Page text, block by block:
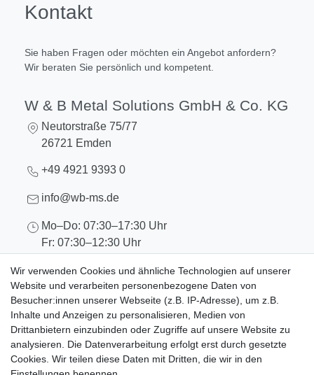
Kontakt
Sie haben Fragen oder möchten ein Angebot anfordern?
Wir beraten Sie persönlich und kompetent.
W & B Metal Solutions GmbH & Co. KG
Neutorstraße 75/77
26721 Emden
+49 4921 9393 0
info@wb-ms.de
Mo–Do: 07:30–17:30 Uhr
Fr: 07:30–12:30 Uhr
Rechtliches
Wir verwenden Cookies und ähnliche Technologien auf unserer
Website und verarbeiten personenbezogene Daten von
Besucher:innen unserer Webseite (z.B. IP-Adresse), um z.B.
Inhalte und Anzeigen zu personalisieren, Medien von
Drittanbietern einzubinden oder Zugriffe auf unsere Website zu
analysieren. Die Datenverarbeitung erfolgt erst durch gesetzte
Cookies. Wir teilen diese Daten mit Dritten, die wir in den